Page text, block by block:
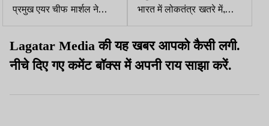
प्रमुख एयर चीफ मार्शल ने
कहा, हमने पाकिस्तान के 4-5
एफ-16 , JF-17, सी-130
नष्ट किये
भारत में लोकतंत्र खतरे में,
भाजपा ने बयान को हास्यास्पद
करार दिया
Lagatar Media की यह खबर आपको कैसी लगी.
नीचे दिए गए कमेंट बॉक्स में अपनी राय साझा करें.